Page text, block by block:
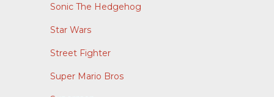
Sonic The Hedgehog
Star Wars
Street Fighter
Super Mario Bros